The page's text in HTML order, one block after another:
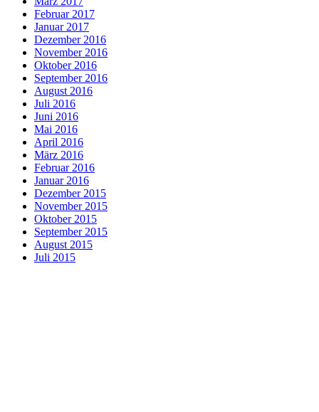
Februar 2017
Januar 2017
Dezember 2016
November 2016
Oktober 2016
September 2016
August 2016
Juli 2016
Juni 2016
Mai 2016
April 2016
März 2016
Februar 2016
Januar 2016
Dezember 2015
November 2015
Oktober 2015
September 2015
August 2015
Juli 2015